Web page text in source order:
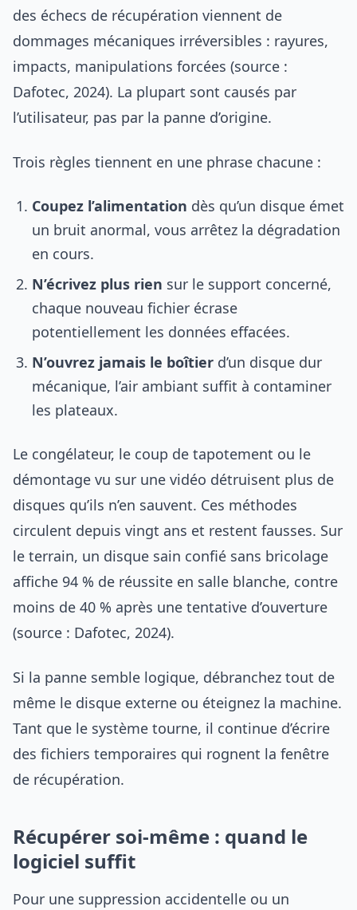
des échecs de récupération viennent de
dommages mécaniques irréversibles : rayures,
impacts, manipulations forcées (source :
Dafotec, 2024). La plupart sont causés par
l’utilisateur, pas par la panne d’origine.
Trois règles tiennent en une phrase chacune :
Coupez l’alimentation dès qu’un disque émet
un bruit anormal, vous arrêtez la dégradation
en cours.
N’écrivez plus rien sur le support concerné,
chaque nouveau fichier écrase
potentiellement les données effacées.
N’ouvrez jamais le boîtier d’un disque dur
mécanique, l’air ambiant suffit à contaminer
les plateaux.
Le congélateur, le coup de tapotement ou le
démontage vu sur une vidéo détruisent plus de
disques qu’ils n’en sauvent. Ces méthodes
circulent depuis vingt ans et restent fausses. Sur
le terrain, un disque sain confié sans bricolage
affiche 94 % de réussite en salle blanche, contre
moins de 40 % après une tentative d’ouverture
(source : Dafotec, 2024).
Si la panne semble logique, débranchez tout de
même le disque externe ou éteignez la machine.
Tant que le système tourne, il continue d’écrire
des fichiers temporaires qui rognent la fenêtre
de récupération.
Récupérer soi-même : quand le
logiciel suffit
Pour une suppression accidentelle ou un